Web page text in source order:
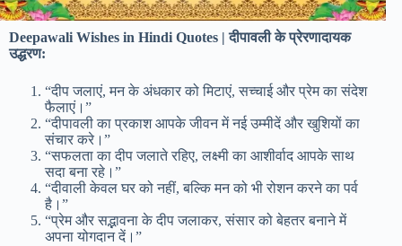
Deepawali Wishes in Hindi Quotes | दीपावली के प्रेरणादायक
उद्धरण:
“दीप जलाएं, मन के अंधकार को मिटाएं, सच्चाई और प्रेम का संदेश
फैलाएं।”
“दीपावली का प्रकाश आपके जीवन में नई उम्मीदें और खुशियों का
संचार करे।”
“सफलता का दीप जलाते रहिए, लक्ष्मी का आशीर्वाद आपके साथ
सदा बना रहे।”
“दीवाली केवल घर को नहीं, बल्कि मन को भी रोशन करने का पर्व
है।”
“प्रेम और सद्भावना के दीप जलाकर, संसार को बेहतर बनाने में
अपना योगदान दें।”